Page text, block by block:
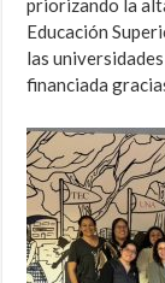
priorizando la
Educación
las
financiada